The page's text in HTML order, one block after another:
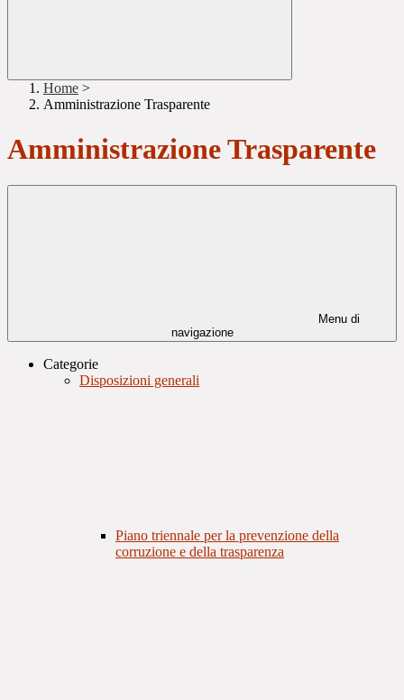
Home >
Amministrazione Trasparente
Amministrazione Trasparente
Menu di
navigazione
Categorie
Disposizioni generali
Piano triennale per la prevenzione della
corruzione e della trasparenza